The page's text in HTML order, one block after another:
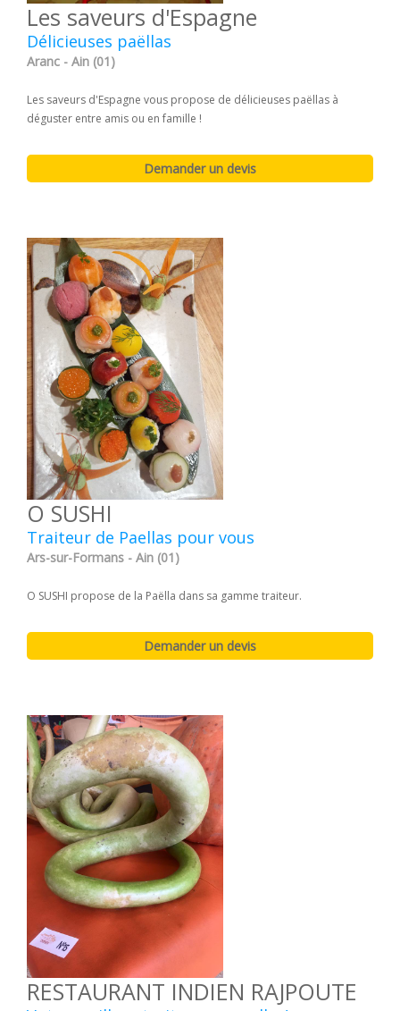
Les saveurs d'Espagne
Délicieuses paëllas
Aranc - Ain (01)
Les saveurs d'Espagne vous propose de délicieuses paëllas à
déguster entre amis ou en famille !
O SUSHI
Traiteur de Paellas pour vous
Ars-sur-Formans - Ain (01)
O SUSHI propose de la Paëlla dans sa gamme traiteur.
RESTAURANT INDIEN RAJPOUTE